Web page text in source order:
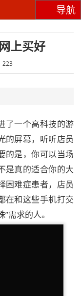
导航
上买好
223
了一个高科技的游
的屏幕，听听店员
的是，你可以当场
是真的适合你的大
困难症患者，店员
在和这些手机打交
需求的人。